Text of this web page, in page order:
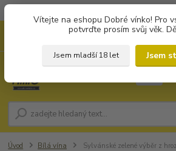
Vítejte na eshopu Dobré vínko! Pro
potvrďte prosím svůj věk.
Jsem mladší 18 let
Jsem
Úvod Bílá vína Sylvánské zelené výběr z